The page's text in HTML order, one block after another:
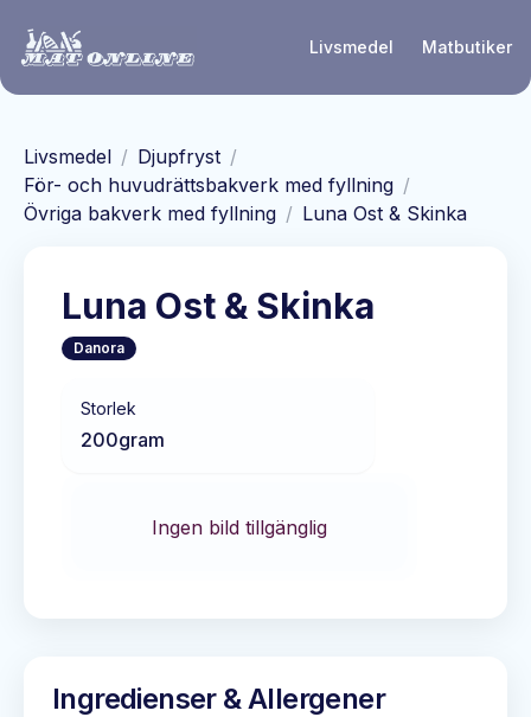
Livsmedel Matbutiker
Livsmedel / Djupfryst /
För- och huvudrättsbakverk med fyllning /
Övriga bakverk med fyllning / Luna Ost & Skinka
Luna Ost & Skinka
Danora
Storlek
200gram
Ingen bild tillgänglig
Ingredienser & Allergener